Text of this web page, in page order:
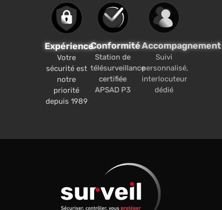
Expérience
Votre
sécurité est
notre
priorité
depuis 1989
Conformité
Station de
télésurveillance
certifiée
APSAD P3
Accompagnement
Suivi
personnalisé,
interlocuteur
dédié